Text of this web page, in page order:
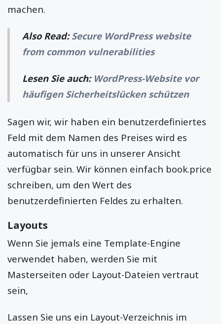
machen.
Also Read:Secure WordPress website
from common vulnerabilities
Lesen Sie auch: WordPress-Website vor
häufigen Sicherheitslücken schützen
Sagen wir, wir haben ein benutzerdefiniertes
Feld mit dem Namen des Preises wird es
automatisch für uns in unserer Ansicht
verfügbar sein. Wir können einfach book.price
schreiben, um den Wert des
benutzerdefinierten Feldes zu erhalten.
Layouts
Wenn Sie jemals eine Template-Engine
verwendet haben, werden Sie mit
Masterseiten oder Layout-Dateien vertraut
sein,
Lassen Sie uns ein Layout-Verzeichnis im